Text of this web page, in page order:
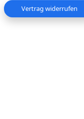
Vertrag widerrufen